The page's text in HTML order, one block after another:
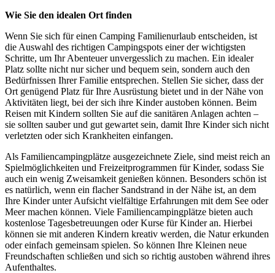
Wie Sie den idealen Ort finden
Wenn Sie sich für einen Camping Familienurlaub entscheiden, ist
die Auswahl des richtigen Campingspots einer der wichtigsten
Schritte, um Ihr Abenteuer unvergesslich zu machen. Ein idealer
Platz sollte nicht nur sicher und bequem sein, sondern auch den
Bedürfnissen Ihrer Familie entsprechen. Stellen Sie sicher, dass der
Ort genügend Platz für Ihre Ausrüstung bietet und in der Nähe von
Aktivitäten liegt, bei der sich ihre Kinder austoben können. Beim
Reisen mit Kindern sollten Sie auf die sanitären Anlagen achten –
sie sollten sauber und gut gewartet sein, damit Ihre Kinder sich nicht
verletzten oder sich Krankheiten einfangen.
Als Familiencampingplätze ausgezeichnete Ziele, sind meist reich an
Spielmöglichkeiten und Freizeitprogrammen für Kinder, sodass Sie
auch ein wenig Zweisamkeit genießen können. Besonders schön ist
es natürlich, wenn ein flacher Sandstrand in der Nähe ist, an dem
Ihre Kinder unter Aufsicht vielfältige Erfahrungen mit dem See oder
Meer machen können. Viele Familiencampingplätze bieten auch
kostenlose Tagesbetreuungen oder Kurse für Kinder an. Hierbei
können sie mit anderen Kindern kreativ werden, die Natur erkunden
oder einfach gemeinsam spielen. So können Ihre Kleinen neue
Freundschaften schließen und sich so richtig austoben während ihres
Aufenthaltes.